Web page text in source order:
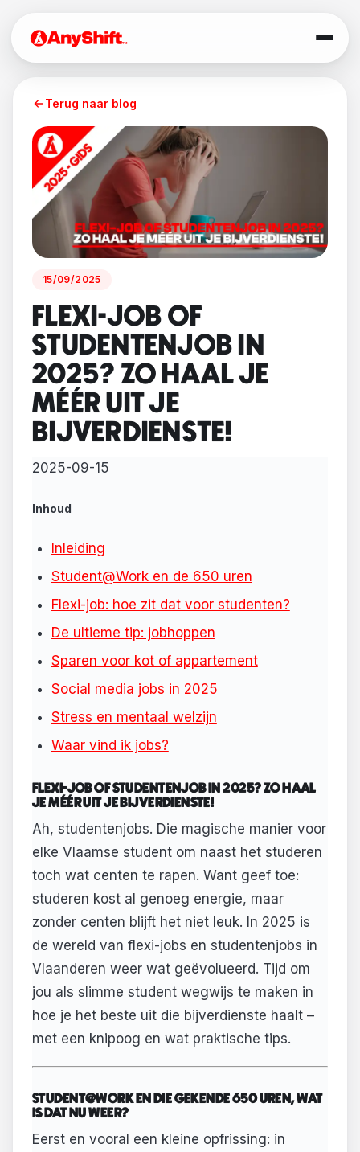
Terug naar blog
15/09/2025
FLEXI-JOB OF
STUDENTENJOB IN
2025? ZO HAAL JE
MÉÉR UIT JE
BIJVERDIENSTE!
2025-09-15
Inhoud
Inleiding
Student@Work en de 650 uren
Flexi-job: hoe zit dat voor studenten?
De ultieme tip: jobhoppen
Sparen voor kot of appartement
Social media jobs in 2025
Stress en mentaal welzijn
Waar vind ik jobs?
FLEXI-JOB OF STUDENTENJOB IN 2025? ZO HAAL
JE MÉÉR UIT JE BIJVERDIENSTE!
Ah, studentenjobs. Die magische manier voor
elke Vlaamse student om naast het studeren
toch wat centen te rapen. Want geef toe:
studeren kost al genoeg energie, maar
zonder centen blijft het niet leuk. In 2025 is
de wereld van flexi-jobs en studentenjobs in
Vlaanderen weer wat geëvolueerd. Tijd om
jou als slimme student wegwijs te maken in
hoe je het beste uit die bijverdienste haalt –
met een knipoog en wat praktische tips.
STUDENT@WORK EN DIE GEKENDE 650 UREN, WAT
IS DAT NU WEER?
Eerst en vooral een kleine opfrissing: in